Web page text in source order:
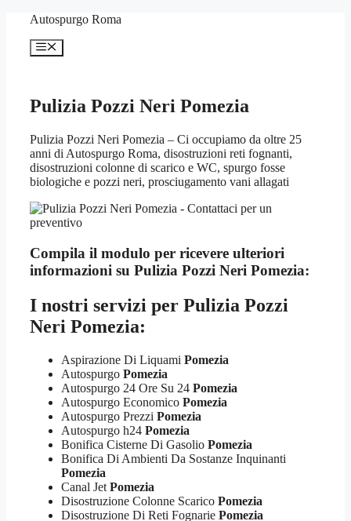
contenuto
Autospurgo Roma
Menu
Pulizia Pozzi Neri Pomezia
Pulizia Pozzi Neri Pomezia – Ci occupiamo da oltre 25
anni di Autospurgo Roma, disostruzioni reti fognanti,
disostruzioni colonne di scarico e WC, spurgo fosse
biologiche e pozzi neri, prosciugamento vani allagati
Compila il modulo per ricevere ulteriori
informazioni su Pulizia Pozzi Neri Pomezia:
I nostri servizi per Pulizia Pozzi
Neri Pomezia:
Aspirazione Di Liquami Pomezia
Autospurgo Pomezia
Autospurgo 24 Ore Su 24 Pomezia
Autospurgo Economico Pomezia
Autospurgo Prezzi Pomezia
Autospurgo h24 Pomezia
Bonifica Cisterne Di Gasolio Pomezia
Bonifica Di Ambienti Da Sostanze Inquinanti
Pomezia
Canal Jet Pomezia
Disostruzione Colonne Scarico Pomezia
Disostruzione Di Reti Fognarie Pomezia